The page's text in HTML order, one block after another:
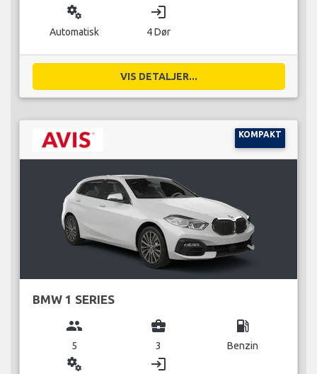
miscellaneous_services
Automatisk
login
4 Dør
VIS DETALJER...
KOMPAKT
BMW 1 SERIES
group
5
business_center
3
local_gas_station
Benzin
miscellaneous_services login